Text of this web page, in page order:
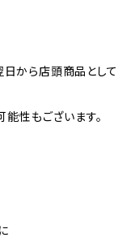
から店頭商品として
性もございます。